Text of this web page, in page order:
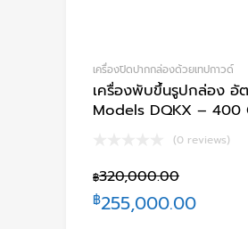
เครื่องปิดปากกล่องด้วยเทปกาวด์
เครื่องพับขึ้นรูปกล่อง อั
Models DQKX – 400
(0 reviews)
฿320,000.00
฿255,000.00